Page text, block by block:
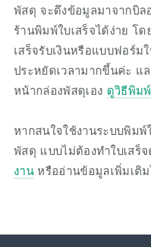
พัสดุ จะดึงข้อมูลมาจากบิล
ร้านพิมพ์ใบเสร็จได้ง่าย โ
เสร็จรับเงินหรือแบบฟอร์ม
ประหยัดเวลามากขึ้นค่ะ แ
หน้ากล่องพัสดุเอง ดูวิธีพิม
หากสนใจใช้งานระบบพิมพ์
พัสดุ แบบไม่ต้องทำใบเสร็จ
งาน หรืออ่านข้อมูลเพิ่มเติ